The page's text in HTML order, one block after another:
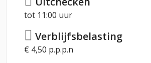
tot 11:00 uur
Verblijfsbelasting
€ 4,50 p.p.p.n